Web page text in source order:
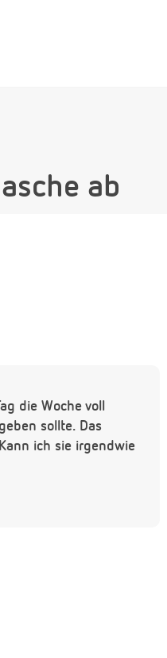
ab
die Woche voll
sollte. Das
ich sie irgendwie